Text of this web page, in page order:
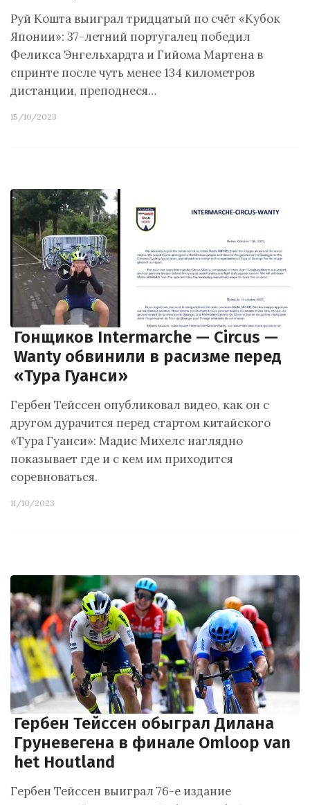
Руй Кошта выиграл тридцатый по счёт «Кубок
Японии»: 37-летний португалец победил
Феликса Энгельхардта и Гийома Мартена в
спринте после чуть менее 134 километров
дистанции, преподнеся…
15/10/2023
Гонщиков Intermarche — Circus —
Wanty обвинили в расизме перед
«Тура Гуанси»
Гербен Тейссен опубликовал видео, как он с
другом дурачится перед стартом китайского
«Тура Гуанси»: Мадис Михелс наглядно
показывает где и с кем им приходится
соревноваться.
11/10/2023
Гербен Тейссен обыграл Дилана
Груневегена в финале Omloop van
het Houtland
Гербен Тейссен выиграл 76-е издание